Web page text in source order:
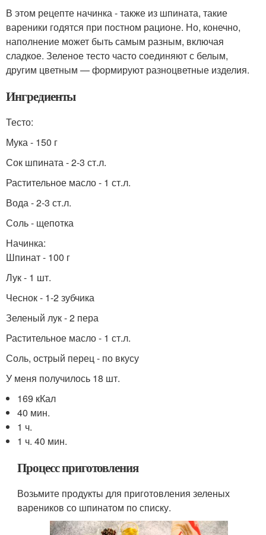
В этом рецепте начинка - также из шпината, такие
вареники годятся при постном рационе. Но, конечно,
наполнение может быть самым разным, включая
сладкое. Зеленое тесто часто соединяют с белым,
другим цветным — формируют разноцветные изделия.
Ингредиенты
Тесто:
Мука - 150 г
Сок шпината - 2-3 ст.л.
Растительное масло - 1 ст.л.
Вода - 2-3 ст.л.
Соль - щепотка
Начинка:
Шпинат - 100 г
Лук - 1 шт.
Чеснок - 1-2 зубчика
Зеленый лук - 2 пера
Растительное масло - 1 ст.л.
Соль, острый перец - по вкусу
У меня получилось 18 шт.
169 кКал
40 мин.
1 ч.
1 ч. 40 мин.
Процесс приготовления
Возьмите продукты для приготовления зеленых
вареников со шпинатом по списку.